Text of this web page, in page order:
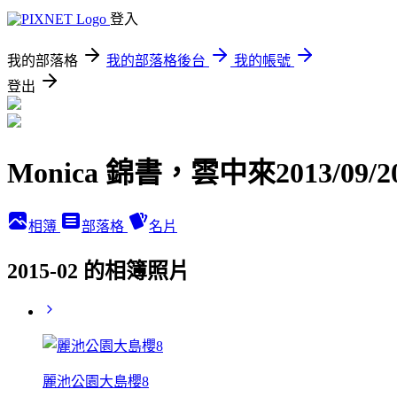
登入
我的部落格 我的部落格後台
我的帳號
登出
Monica 錦書，雲中來2013/09/
相簿 部落格 名片
2015-02 的相簿照片
麗池公園大島櫻8